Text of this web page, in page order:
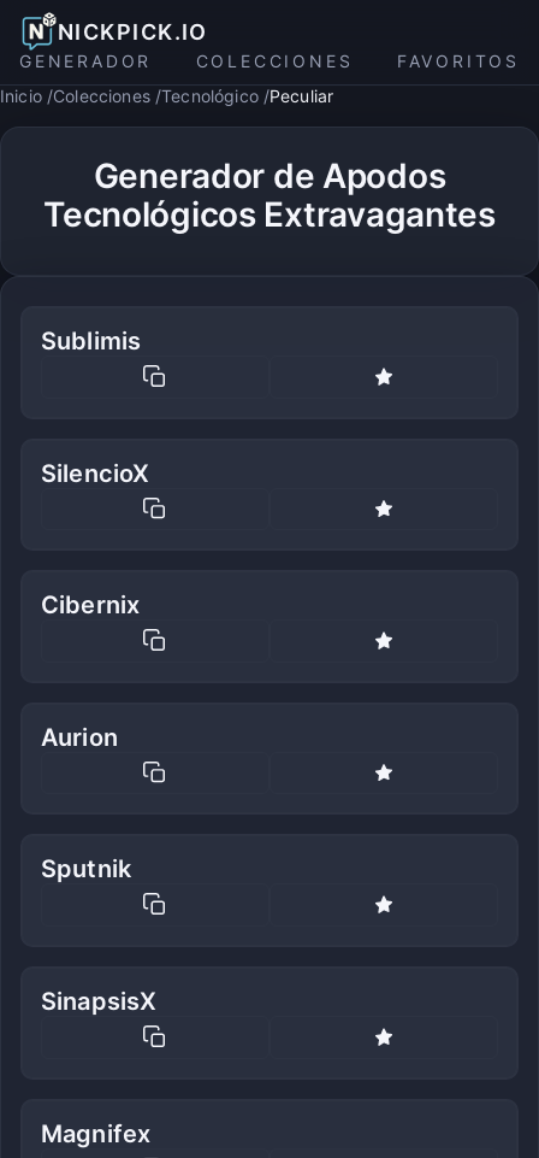
NICKPICK.IO
GENERADOR COLECCIONES
FAVORITOS
Inicio Colecciones Tecnológico Peculiar
Generador de Apodos
Tecnológicos Extravagantes
Sublimis
SilencioX
Cibernix
Aurion
Sputnik
SinapsisX
Magnifex